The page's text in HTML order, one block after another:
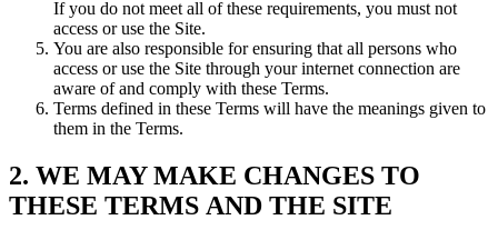
If you do not meet all of these requirements, you must not
access or use the Site.
You are also responsible for ensuring that all persons who
access or use the Site through your internet connection are
aware of and comply with these Terms.
Terms defined in these Terms will have the meanings given to
them in the Terms.
2. WE MAY MAKE CHANGES TO
THESE TERMS AND THE SITE